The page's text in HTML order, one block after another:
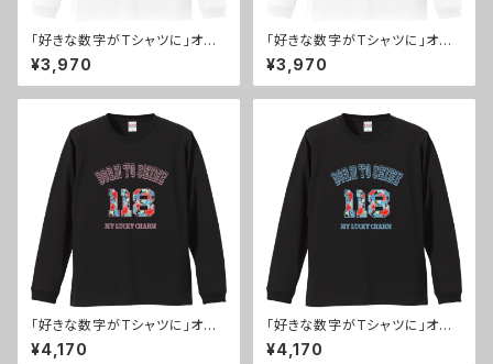
「好きな数字がTシャツに」オシ
ャレなロゴと花柄の数字118が
可愛いリブ付き長袖Tシャツ。白
ピンク文字
¥3,970
「好きな数字がTシャツに」オシ
ャレなロゴと花柄の数字118が
可愛いリブ付き長袖Tシャツ。白/
青文字
¥3,970
「好きな数字がTシャツに」オシ
ャレなロゴと花柄の数字118が
可愛いリブ付き長袖Tシャツ。黒
¥4,170
「好きな数字がTシャツに」オシ
ャレなロゴと花柄の数字118が
可愛いリブ付き長袖Tシャツ。黒/
¥4,170